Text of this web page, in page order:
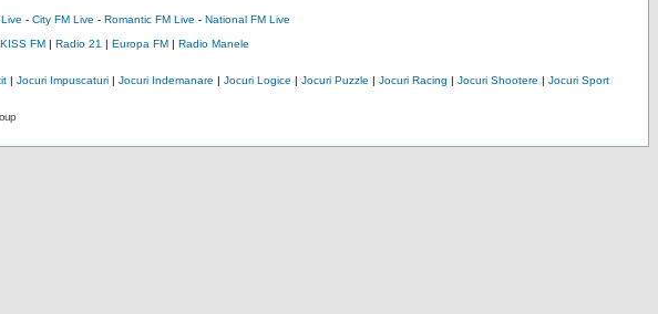
- City FM Live - Romantic FM Live - National FM Live
KISS FM| Radio 21 | Europa FM| Radio Manele
| Jocuri Impuscaturi| Jocuri Indemanare | Jocuri Logice | Jocuri Puzzle | Jocuri Racing | Jocuri Shootere | Jocuri Sport